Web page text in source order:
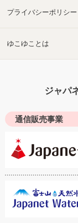
プライバシーポリシー
ゆこゆことは
ジャパ
通信販売事業